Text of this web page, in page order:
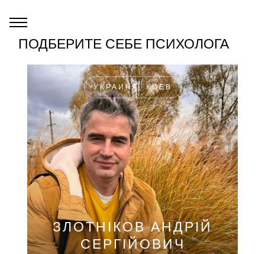
ПОДБЕРИТЕ СЕБЕ ПСИХОЛОГА
УКРАИНА, КИЕВ
ЗЛОТНІКОВ АНДРІЙ
СЕРГІЙОВИЧ